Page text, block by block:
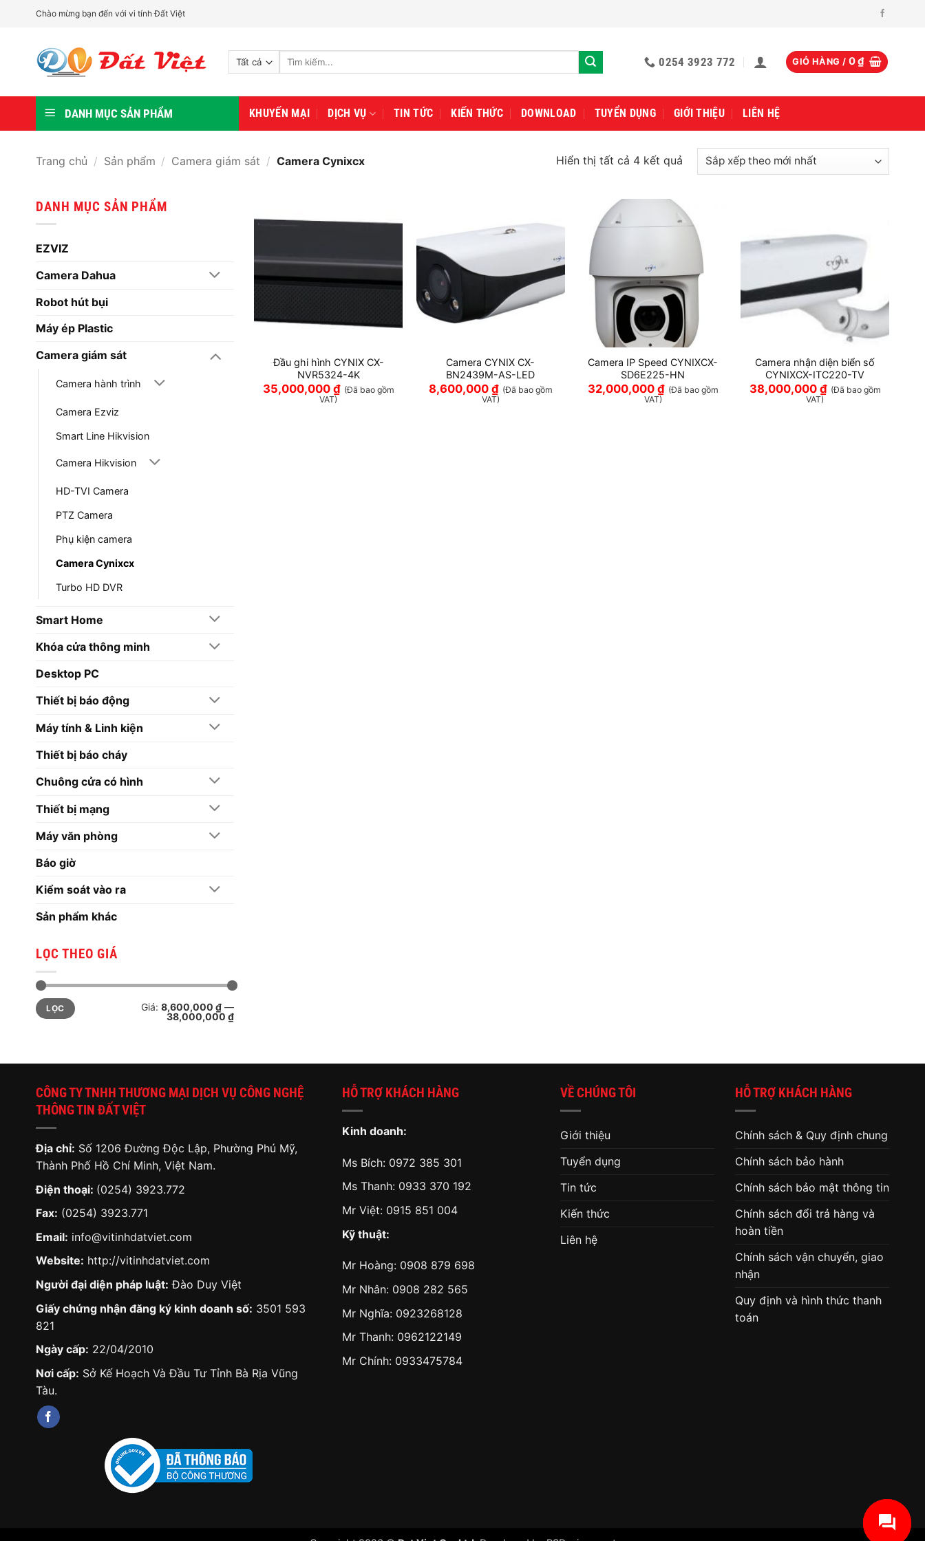
Chào mừng bạn đến với vi tính Đất Việt
Tìm
0254 3923 772 GIỎ HÀNG / 0₫
DANH MỤC SẢN PHẨM KHUYẾN MẠI DỊCH VỤ TIN TỨC KIẾN THỨC DOWNLOAD TUYỂN DỤNG GIỚI THIỆU LIÊN HỆ
Trang chủ / Sản phẩm / Camera giám sát / Camera Cynixcx Hiển thị tất cả 4 kết quảĐã
sắp
theo
mới
nhất
DANH MỤC SẢN PHẨM
EZVIZ
Camera Dahua
Robot hút bụi
Máy ép Plastic
Camera giám sát
Camera hành trình
Camera Ezviz
Smart Line Hikvision
Camera Hikvision
HD-TVI Camera
PTZ Camera
Phụ kiện camera
Camera Cynixcx
Turbo HD DVR
Smart Home
Khóa cửa thông minh
Desktop PC
Thiết bị báo động
Máy tính & Linh kiện
Thiết bị báo cháy
Chuông cửa có hình
Thiết bị mạng
Máy văn phòng
Báo giờ
Kiểm soát vào ra
Sản phẩm khác
LỌC THEO GIÁ
Giá
tối
thiểu
Giá
tối
đa
LỌC Giá: 8,600,000 ₫—
38,000,000 ₫
Đầu ghi hình CYNIX CX-
NVR5324-4K
35,000,000 ₫ (Đã bao gồm
VAT)
Camera CYNIX CX-
BN2439M-AS-LED
8,600,000 ₫ (Đã bao gồm
VAT)
Camera IP Speed CYNIXCX-
SD6E225-HN
32,000,000 ₫ (Đã bao gồm
VAT)
Camera nhận diện biển số
CYNIXCX-ITC220-TV
38,000,000 ₫ (Đã bao gồm
VAT)
CÔNG TY TNHH THƯƠNG MẠI DỊCH VỤ CÔNG NGHỆ
THÔNG TIN ĐẤT VIỆT
Địa chỉ: Số 1206 Đường Độc Lập, Phường Phú Mỹ,
Thành Phố Hồ Chí Minh, Việt Nam.
Điện thoại: (0254) 3923.772
Fax: (0254) 3923.771
Email: info@vitinhdatviet.com
Website: http://vitinhdatviet.com
Người đại diện pháp luật: Đào Duy Việt
Giấy chứng nhận đăng ký kinh doanh số: 3501 593
821
Ngày cấp: 22/04/2010
Nơi cấp: Sở Kế Hoạch Và Đầu Tư Tỉnh Bà Rịa Vũng
Tàu.
HỖ TRỢ KHÁCH HÀNG
Kinh doanh:
Ms Bích: 0972 385 301
Ms Thanh: 0933 370 192
Mr Việt: 0915 851 004
Kỹ thuật:
Mr Hoàng: 0908 879 698
Mr Nhân: 0908 282 565
Mr Nghĩa: 0923268128
Mr Thanh: 0962122149
Mr Chính: 0933475784
VỀ CHÚNG TÔI
Giới thiệu
Tuyển dụng
Tin tức
Kiến thức
Liên hệ
HỖ TRỢ KHÁCH HÀNG
Chính sách & Quy định chung
Chính sách bảo hành
Chính sách bảo mật thông tin
Chính sách đổi trả hàng và
hoàn tiền
Chính sách vận chuyển, giao
nhận
Quy định và hình thức thanh
toán